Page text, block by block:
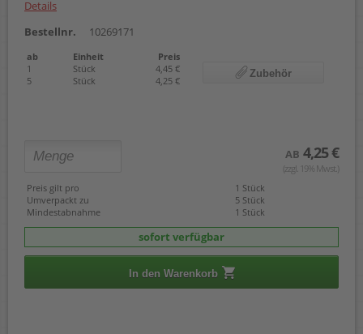
Details
Bestellnr.
10269171
ab Einheit
Preis
1
Stück
4,45 €
5
Stück 4,25 €
Zubehör
AB 4,25 €
(zzgl. 19% Mwst.)
Preis gilt pro
1 Stück
Umverpackt zu
5 Stück
Mindestabnahme
1 Stück
sofort verfügbar
In den Warenkorb